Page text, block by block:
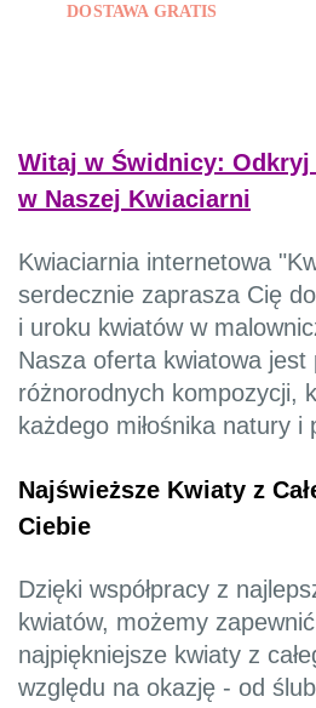
DOSTAWA GRATIS
Witaj w Świdnicy:
w Naszej Kwiaciarni
Kwiaciarnia internetowa
serdecznie zaprasza Cię
i uroku kwiatów w
Nasza oferta kwiatowa jest
różnorodnych kompozycji,
każdego miłośnika natury i
Najświeższe Kwiaty z
Ciebie
Dzięki współpracy z
kwiatów, możemy
najpiękniejsze kwiaty z
względu na okazję - od